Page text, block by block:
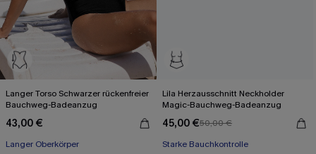
Langer Torso Schwarzer rückenfreier
Bauchweg-Badeanzug
43,00 €
Langer Oberkörper
Lila Herzausschnitt Neckholder
Magic-Bauchweg-Badeanzug
45,00 €50,00 €
Starke Bauchkontrolle